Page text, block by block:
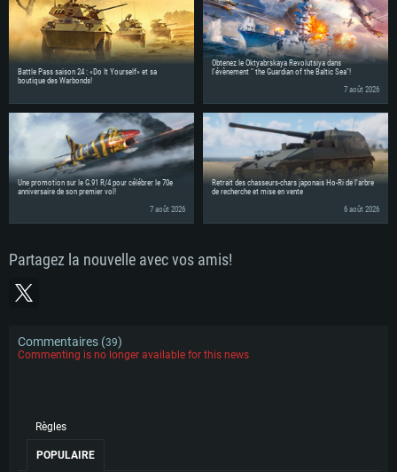
Battle Pass saison 24 : «Do It Yourself» et sa
boutique des Warbonds!
Obtenez le Oktyabrskaya Revolutsiya dans
l'évènement " the Guardian of the Baltic Sea"!
7 août 2026
Une promotion sur le G.91 R/4 pour célébrer le 70e
anniversaire de son premier vol!
7 août 2026
Retrait des chasseurs-chars japonais Ho-Ri de l'arbre
de recherche et mise en vente
6 août 2026
Partagez la nouvelle avec vos amis!
Commentaires (39)
Commenting is no longer available for this news
Règles
POPULAIRE